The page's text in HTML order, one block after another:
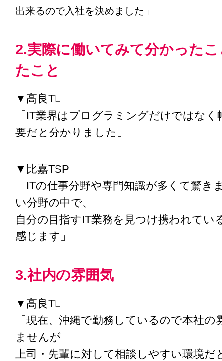
出来るので入社を決めました」
2.実際に働いてみて分かった
たこと
▼高良TL
「IT業界はプログラミングだけではなく
要だと分かりました」
▼比嘉TSP
「ITの仕事分野や専門知識が多くて驚き
い分野の中で、
自分の目指すIT業務を見つけ携われてい
感じます」
3.社内の雰囲気
▼高良TL
「現在、沖縄で勤務しているので本社の
ませんが
上司・先輩に対して相談しやすい環境だ